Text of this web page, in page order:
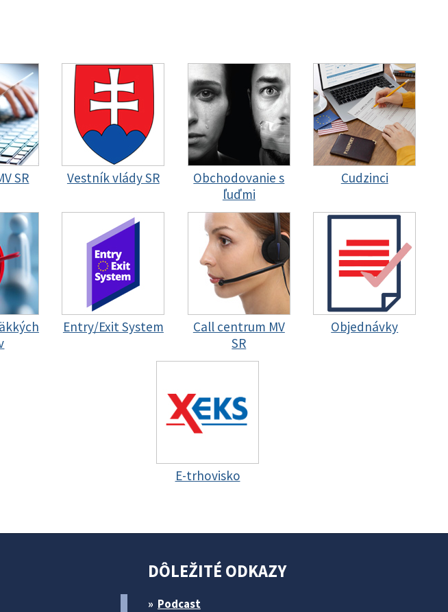
SR Vestník vlády SR
Obchodovanie s
ľuďmi
Cudzinci
Entry/Exit System
Call centrum MV
SR
Objednávky
E-trhovisko
DÔLEŽITÉ ODKAZY
Podcast